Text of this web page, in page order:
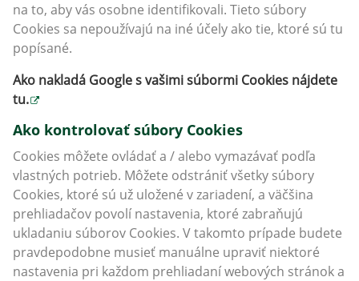
na to, aby vás osobne identifikovali. Tieto súbory
Cookies sa nepoužívajú na iné účely ako tie, ktoré sú tu
popísané.
Ako nakladá Google s vašimi súbormi Cookies nájdete
tu.
Ako kontrolovať súbory Cookies
Cookies môžete ovládať a / alebo vymazávať podľa
vlastných potrieb. Môžete odstrániť všetky súbory
Cookies, ktoré sú už uložené v zariadení, a väčšina
prehliadačov povolí nastavenia, ktoré zabraňujú
ukladaniu súborov Cookies. V takomto prípade budete
pravdepodobne musieť manuálne upraviť niektoré
nastavenia pri každom prehliadaní webových stránok a